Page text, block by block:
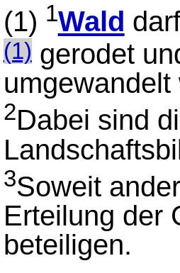
(1) 1Wald
(1)gerodet
2Dabei sind
3Soweit
Erteilung der
beteiligen.